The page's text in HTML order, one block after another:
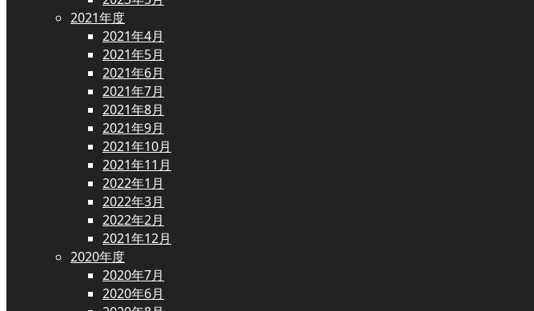
2021年度
2021年4月
2021年5月
2021年6月
2021年7月
2021年8月
2021年9月
2021年10月
2021年11月
2022年1月
2022年3月
2022年2月
2021年12月
2020年度
2020年7月
2020年6月